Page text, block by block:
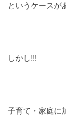
というケースが
しかし!!!
子育て・家庭に